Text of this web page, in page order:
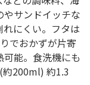
サンドイッチな
にくい。フタは
でおかずが片寄
能。食洗機にも
200ml) 約1.3